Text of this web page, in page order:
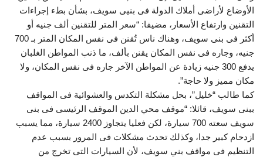
الأوضاع لأراضى أملاك الدولة فى بنيى سويف، بشأن بطء إجراءات
التقنين وارتفاع الأسعار، مضيفا: “سعر المتر للتقنين ألف جنيه أو
أكثر فى بنى سويف، وهناك ناس تُقنن فى نفس المكان المتر بـ 700
جنيه، وجاره فى نفس المكان يقنن بألف، ما ذنب المواطن الغلبان
يدفع 300 جنيه زيادة عن المواطن الآخر جاره فى نفس المكان، ولا
مكان مميز ولا حاجة”.
كما طالب “خليل”، بحل مشكلة التكدس والعشوائية فى المواقف
ببنى سويف، قائلا: “موقف محي الدين الموقف الرئيسى فى بنى
سويف سعته 700 سيارة، لكن فعليا يتجاوز 2400 سيارة، مما يسبب
ازدحام كبير جدا، وكذلك تحدث مشكلات فى المرور بسبب عدم
التنظيم فى مواقف بني سويف، لأن السيارات التى تخرج من